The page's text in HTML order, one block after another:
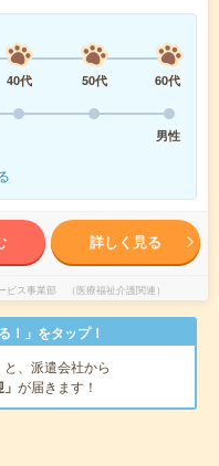
40代 50代
60代
男性
詳しく見る
ス事業部 （医療福祉介護関連）
！」をタップ！
と、派遣会社から
が届きます！